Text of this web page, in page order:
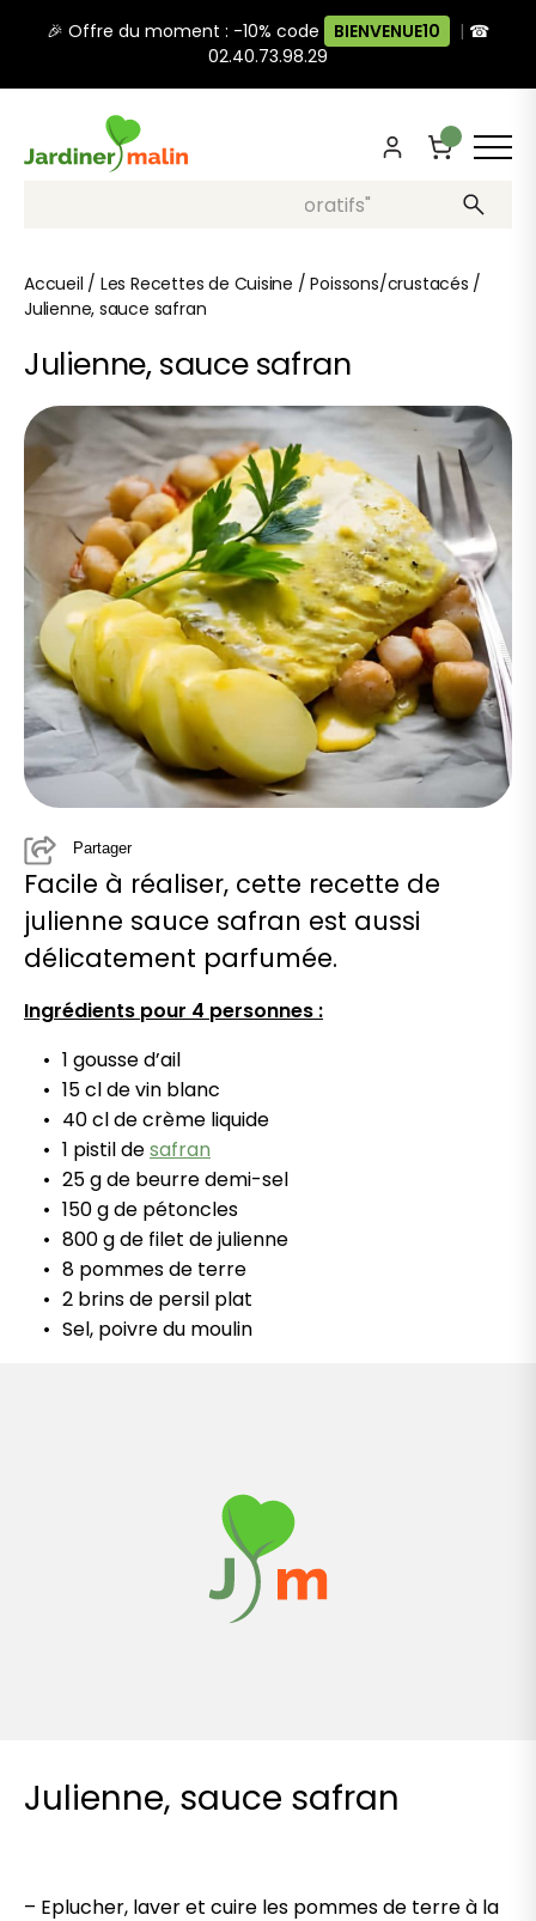
🎉 Offre du moment : -10% code BIENVENUE10 | ☎
02.40.73.98.29
Recherche, ex: "pots décoratifs"
Accueil / Les Recettes de Cuisine /Poissons/crustacés /
Julienne, sauce safran
Julienne, sauce safran
Partager
Facile à réaliser, cette recette de
julienne sauce safran est aussi
délicatement parfumée.
Ingrédients pour 4 personnes :
1 gousse d’ail
15 cl de vin blanc
40 cl de crème liquide
1 pistil desafran
25 g de beurre demi-sel
150 g de pétoncles
800 g de filet de julienne
8 pommes de terre
2 brins de persil plat
Sel, poivre du moulin
Julienne, sauce safran
– Eplucher, laveret cuire les pommes de terre à la